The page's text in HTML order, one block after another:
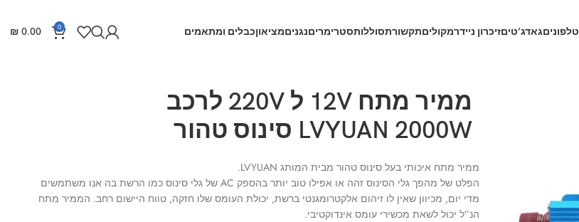
טלפוניםגאדג’טיםזיכרון ניידרמקוליםתקשורתסוללותסטרימריםנגניםמציאוןכבלים ומתאמים 0
₪ 0.00
ממיר מתח 12V ל 220V לרכב
LVYUAN 2000W סינוס טהור
ממיר מתח איכותי בעל סינוס טהור מבית המותג LVYUAN.
הפלט של מהפך גלי הסינוס זהה או אפילו טוב יותר בהספק AC של גלי סינוס כמו הרשת בה אנו משתמשים
מדי יום, מכיוון שאין לו זיהום אלקטרומגנטי ברשת, יכולת העומס שלו חזקה, טווח היישום רחב. הממיר מתח
הנ”ל יכול לשאת מכשירי עומס אינדוקטיבי.